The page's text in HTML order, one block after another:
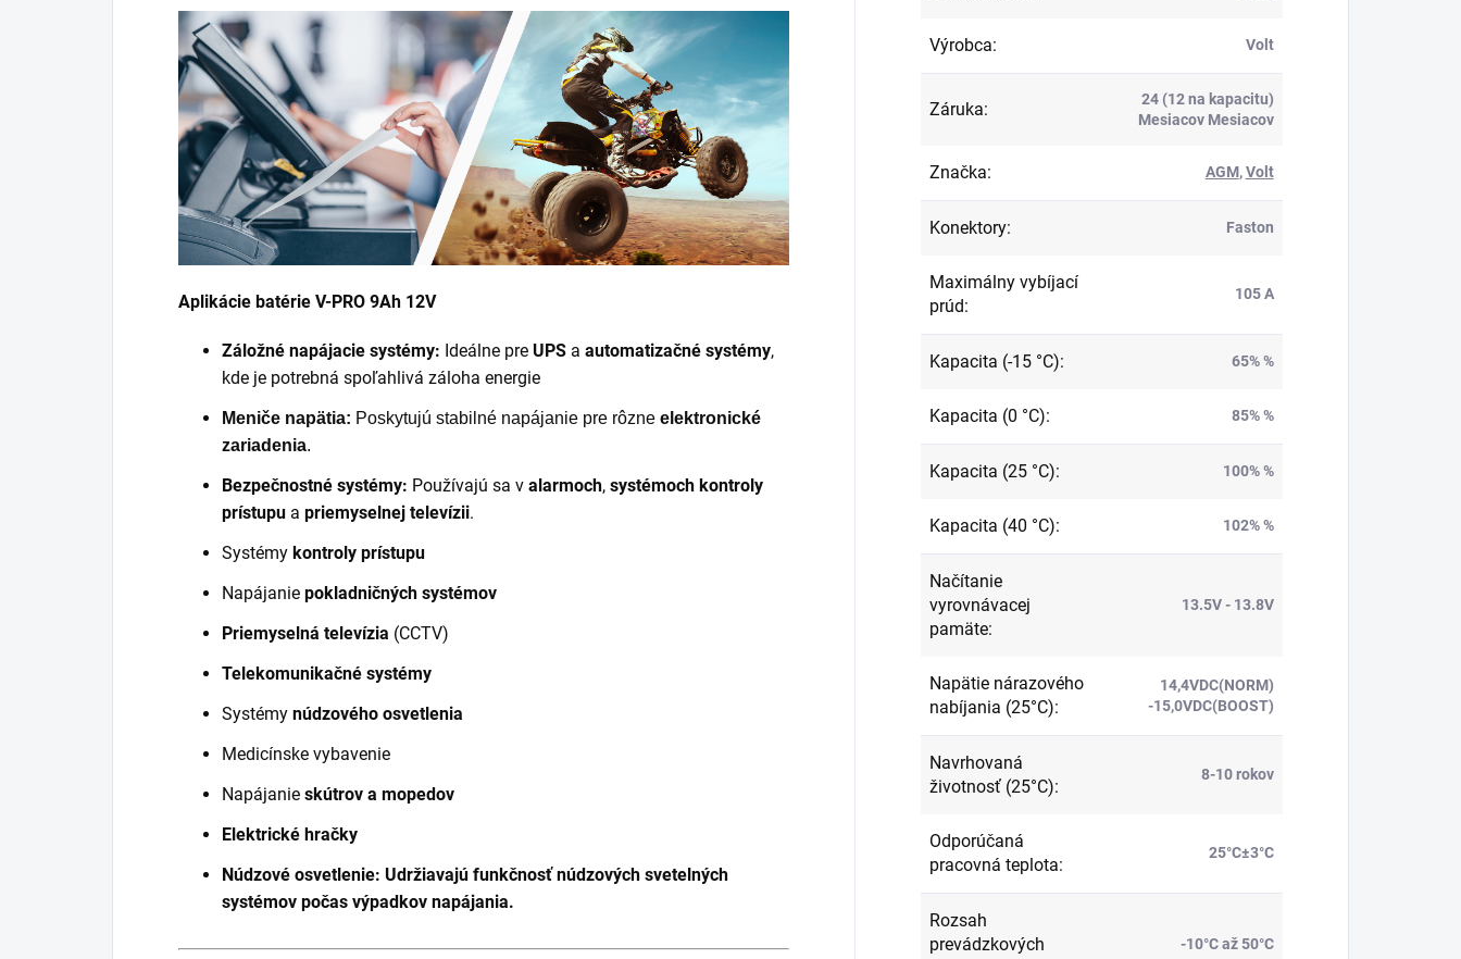
Aplikácie batérie V-PRO 9Ah 12V
Záložné napájacie systémy: Ideálne pre UPS a automatizačné systémy,
kde je potrebná spoľahlivá záloha energie
Meniče napätia: Poskytujú stabilné napájanie pre rôzne elektronické
zariadenia.
Bezpečnostné systémy: Používajú sa v alarmoch, systémoch kontroly
prístupu a priemyselnej televízii.
Systémy kontroly prístupu
Napájanie pokladničných systémov
Priemyselná televízia (CCTV)
Telekomunikačné systémy
Systémy núdzového osvetlenia
Medicínske vybavenie
Napájanie skútrov a mopedov
Elektrické hračky
Núdzové osvetlenie: Udržiavajú funkčnosť núdzových svetelných
systémov počas výpadkov napájania.
Výrobca: Volt
Záruka:
24 (12 na kapacitu)
Mesiacov Mesiacov
Značka: AGM,Volt
Konektory: Faston
Maximálny vybíjací
prúd:
105 A
Kapacita (-15 °C): 65% %
Kapacita (0 °C): 85% %
Kapacita (25 °C): 100% %
Kapacita (40 °C): 102% %
Načítanie
vyrovnávacej
pamäte:
13.5V - 13.8V
Napätie nárazového
nabíjania (25°C):
14,4VDC(NORM)
-15,0VDC(BOOST)
Navrhovaná
životnosť (25°C):
8-10 rokov
Odporúčaná
pracovná teplota:
25°C±3°C
Rozsah
prevádzkových
-10°C až 50°C